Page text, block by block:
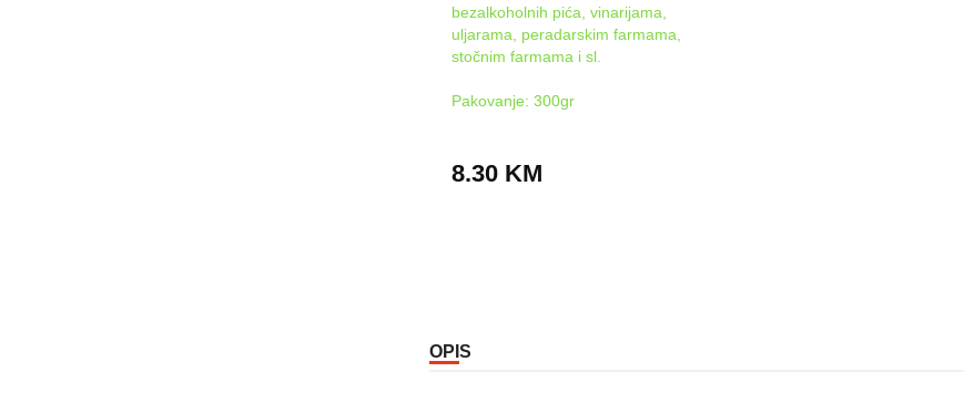
bezalkoholnih pića, vinarijama,
uljarama, peradarskim farmama,
stočnim farmama i sl.
Pakovanje: 300gr
8.30 KM
OPIS